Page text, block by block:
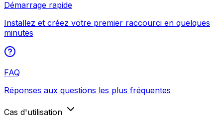
Démarrage rapide
Installez et créez votre premier raccourci en quelques
minutes
FAQ
Réponses aux questions les plus fréquentes
Cas d'utilisation